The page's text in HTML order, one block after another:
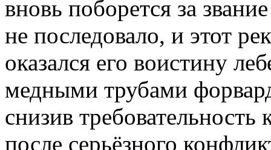
вновь поборется за
не последовало, и этот
оказался его воистину
медными трубами
снизив требовательность
после серьёзного